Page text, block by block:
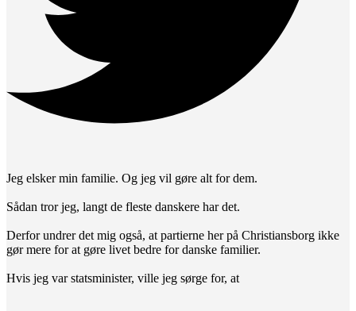
Jeg elsker min familie. Og jeg vil gøre alt for dem.
Sådan tror jeg, langt de fleste danskere har det.
Derfor undrer det mig også, at partierne her på Christiansborg ikke
gør mere for at gøre livet bedre for danske familier.
Hvis jeg var statsminister, ville jeg sørge for, at